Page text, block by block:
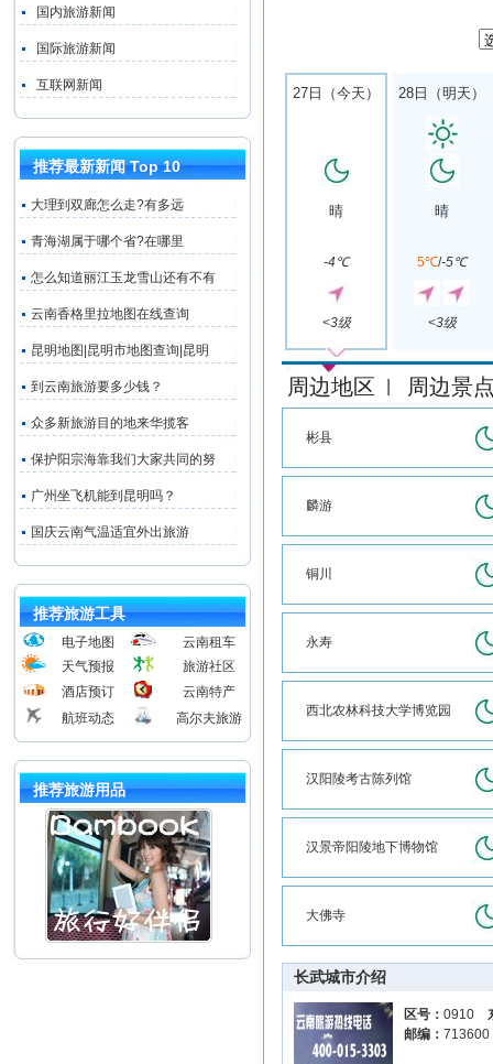
国内旅游新闻
国际旅游新闻
互联网新闻
推荐最新新闻 Top 10
大理到双廊怎么走?有多远
青海湖属于哪个省?在哪里
怎么知道丽江玉龙雪山还有不有
云南香格里拉地图在线查询
昆明地图|昆明市地图查询|昆明
到云南旅游要多少钱？
众多新旅游目的地来华揽客
保护阳宗海靠我们大家共同的努
广州坐飞机能到昆明吗？
国庆云南气温适宜外出旅游
推荐旅游工具
电子地图
云南租车
天气预报
旅游社区
酒店预订
云南特产
航班动态
高尔夫旅游
推荐旅游用品
27日（今天）
晴
-4℃
<3级
28日（明天）
晴
5℃/-5℃
<3级
周边地区 周边景
彬县
麟游
铜川
永寿
西北农林科技大学博览园
汉阳陵考古陈列馆
汉景帝阳陵地下博物馆
大佛寺
长武城市介绍
区号： 0910
邮编：